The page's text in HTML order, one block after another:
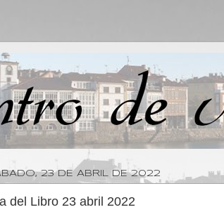
23 DE ABRIL DE 2022
del Libro 23 abril 2022